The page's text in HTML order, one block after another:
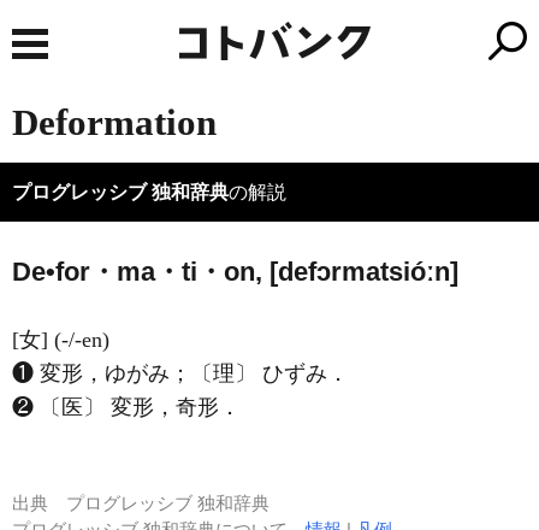
Deformation
プログレッシブ 独和辞典の解説
De•for・ma・ti・on, [defɔrmatsióːn]
[女] (-/-en)
❶ 変形，ゆがみ；〔理〕 ひずみ．
❷ 〔医〕 変形，奇形．
出典 プログレッシブ 独和辞典